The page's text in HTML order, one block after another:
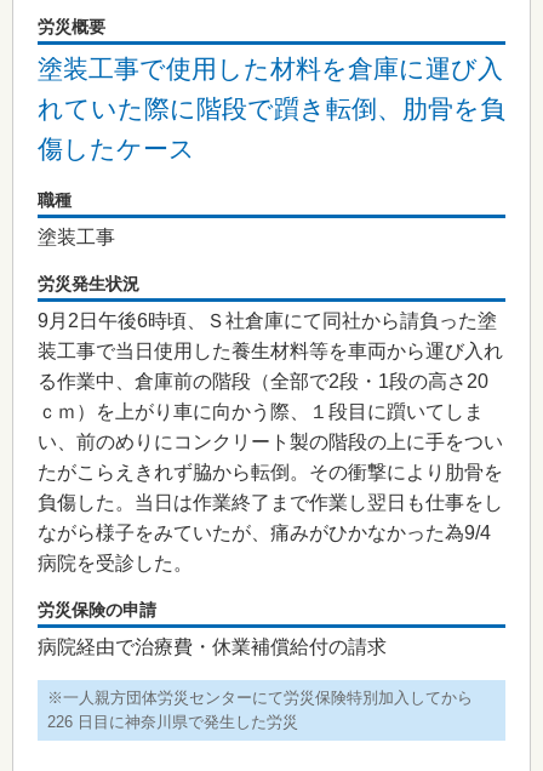
労災概要
塗装工事で使用した材料を倉庫に運び入
れていた際に階段で躓き転倒、肋骨を負
傷したケース
職種
塗装工事
労災発生状況
9月2日午後6時頃、Ｓ社倉庫にて同社から請負った塗
装工事で当日使用した養生材料等を車両から運び入れ
る作業中、倉庫前の階段（全部で2段・1段の高さ20
ｃｍ）を上がり車に向かう際、１段目に躓いてしま
い、前のめりにコンクリート製の階段の上に手をつい
たがこらえきれず脇から転倒。その衝撃により肋骨を
負傷した。当日は作業終了まで作業し翌日も仕事をし
ながら様子をみていたが、痛みがひかなかった為9/4
病院を受診した。
労災保険の申請
病院経由で治療費・休業補償給付の請求
※一人親方団体労災センターにて労災保険特別加入してから
226 日目に神奈川県で発生した労災